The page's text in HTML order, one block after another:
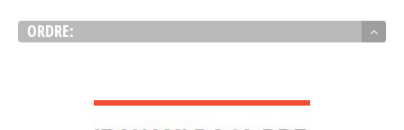
ORDRE: